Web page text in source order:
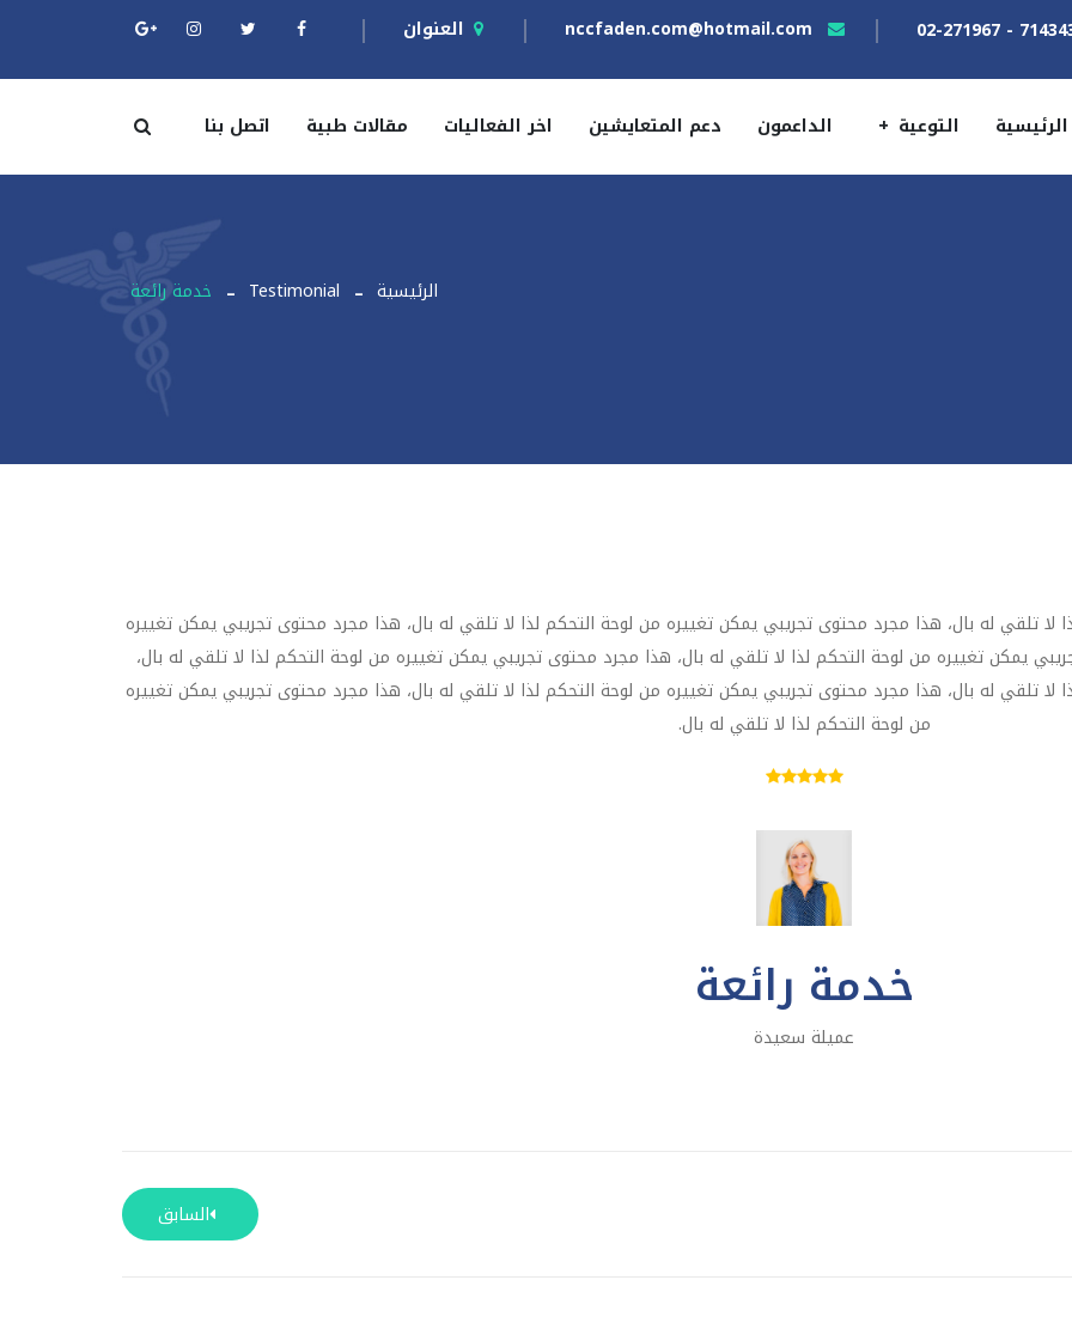
العنوان
الرئيسية التوعية الداعمون دعم المتعايشين اخر الفعاليات مقالات طبية اتصل بنا
الرئيسية Testimonial خدمة رائعة
تلقي له بال، هذا مجرد محتوى تجريبي يمكن تغييره من لوحة التحكم لذا لا تلقي له بال، هذا مجرد محتوى تجريبي يمكن تغييره
يمكن تغييره من لوحة التحكم لذا لا تلقي له بال، هذا مجرد محتوى تجريبي يمكن تغييره من لوحة التحكم لذا لا تلقي له بال،
تلقي له بال، هذا مجرد محتوى تجريبي يمكن تغييره من لوحة التحكم لذا لا تلقي له بال، هذا مجرد محتوى تجريبي يمكن تغييره
من لوحة التحكم لذا لا تلقي له بال.
خدمة رائعة
عميلة سعيدة
السابق